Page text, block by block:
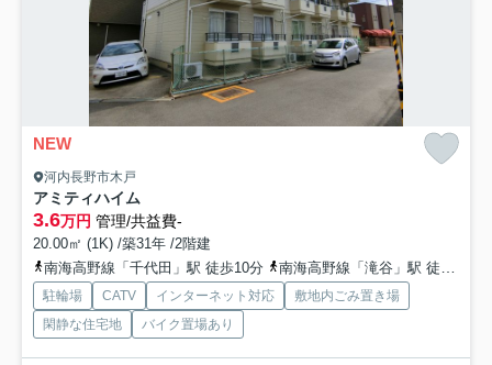
NEW
河内長野市木戸
アミティハイム
3.6万円 管理/共益費-
20.00㎡ (1K) /築31年 /2階建
南海高野線「千代田」駅 徒歩10分
南海高野線「滝谷」駅 徒歩12分
駐輪場 CATV インターネット対応
敷地内ごみ置き場
閑静な住宅地
バイク置場あり